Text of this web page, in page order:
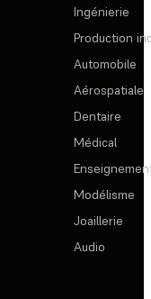
Ingénierie
Production
Automobile
Aérospatiale
Dentaire
Médical
Modélisme
Joaillerie
Audio